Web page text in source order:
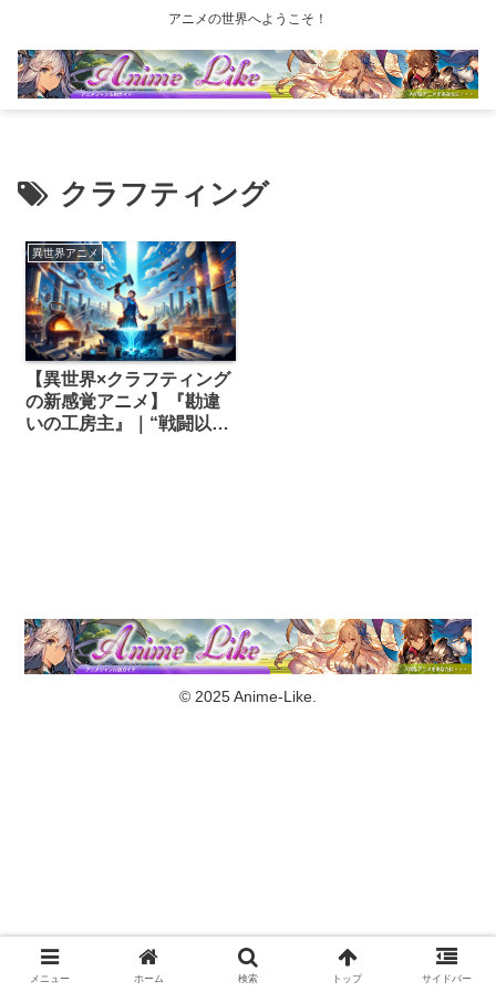
アニメの世界へようこそ！
クラフティング
異世界アニメ
【異世界×クラフティング
の新感覚アニメ】『勘違
いの工房主』｜“戦闘以外
© 2025 Anime-Like.
メニュー ホーム 検索 トップ サイドバー